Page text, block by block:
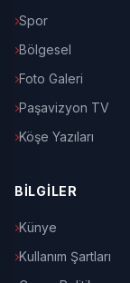
Spor
Bölgesel
Foto Galeri
Paşavizyon TV
Köşe Yazıları
BİLGİLER
Künye
Kullanım Şartları